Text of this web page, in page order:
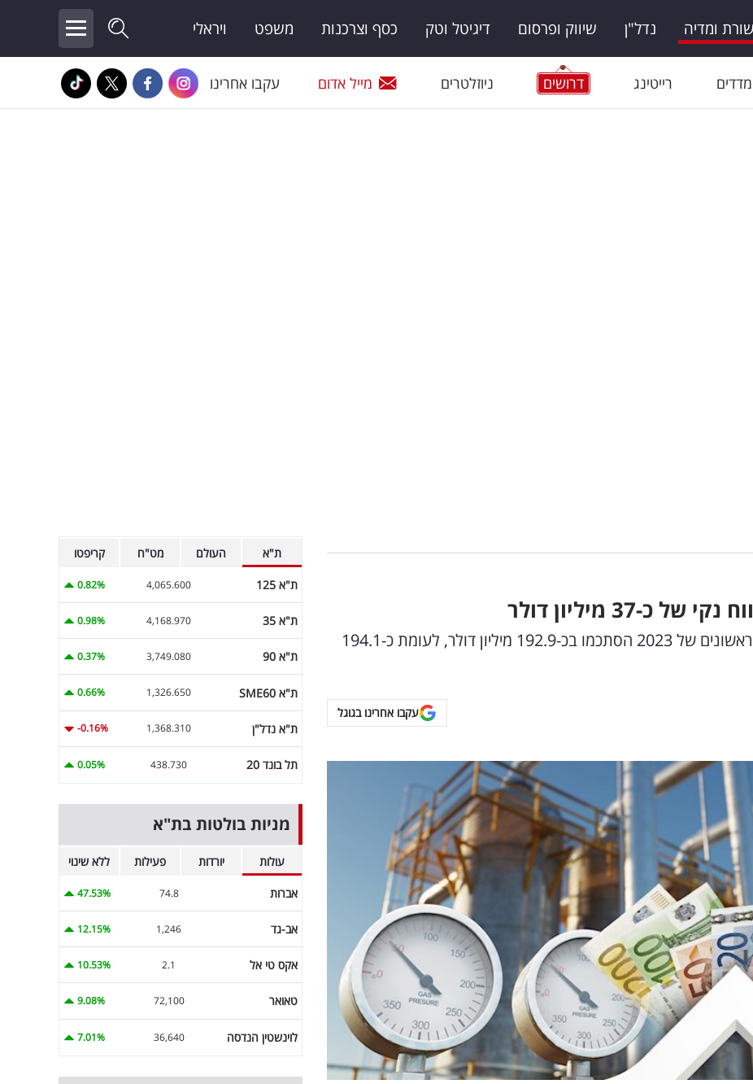
ומדיה נדל"ן שיווק ופרסום דיגיטל וטק כסף וצרכנות משפט ויראלי
רייטינג דרושים ניוזלטרים מייל אדום עקבו אחרינו
37 מיליון דולר
ההכנסות בניכוי תמלוגים בתשעת החודשים הראשונים של 2023 הסתכמו בכ-192.9 מיליון דולר, לעומת כ-194.1
עקבו אחרינו בגוגל
ת"א העולם מט"ח קריפטו
ת"א 125 4,065.600
0.82%
ת"א 35 4,168.970
0.98%
ת"א 90 3,749.080
0.37%
ת"א SME60 1,326.650
0.66%
ת"א נדל"ן 1,368.310
-0.16%
תל בונד 20 438.730
0.05%
מניות בולטות בת"א
עולות יורדות פעילות ללא שינוי
אברות 74.8
47.53%
אב-גד 1,246
12.15%
אקס טי אל 2.1
10.53%
טאואר 72,100
9.08%
לוינשטין הנדסה 36,640
7.01%